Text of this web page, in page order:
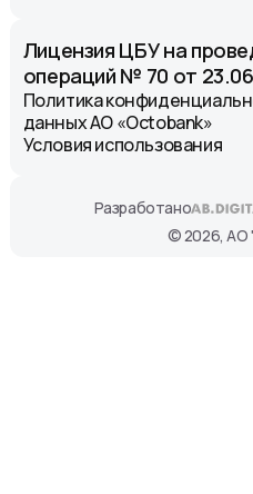
Лицензия ЦБУ на
операций № 70 от
Политика
данных АО «Octobank»
Условия использования
Разработано
© 2026, АО